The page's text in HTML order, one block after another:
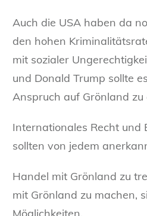
Auch die USA haben da
den hohen
mit sozialer
und Donald Trump sollte
Anspruch auf Grönland zu
Internationales Recht und
sollten von jedem
Handel mit Grönland zu
mit Grönland zu machen,